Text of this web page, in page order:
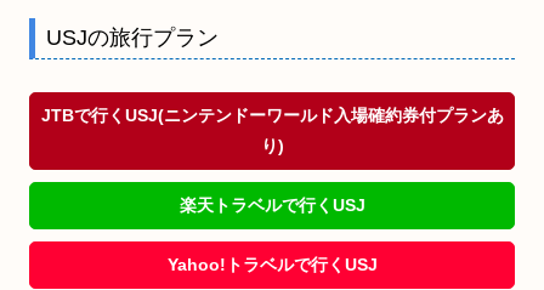
USJの旅行プラン
JTBで行くUSJ(ニンテンドーワールド入場確約券付プランあ
り)
楽天トラベルで行くUSJ
Yahoo!トラベルで行くUSJ